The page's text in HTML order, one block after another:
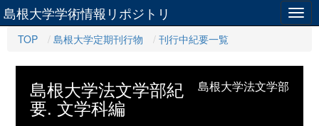
島根大学学術情報リポジトリ
TOP 島根大学定期刊行物 刊行中紀要一覧
島根大学法文学部
島根大学法文学部紀
要. 文学科編